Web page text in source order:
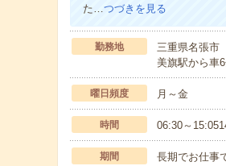
た…つづきを見る
勤務地
三重県名張市
美旗駅から車
曜日頻度 月～金
時間 06:30～
期間 長期でお仕事